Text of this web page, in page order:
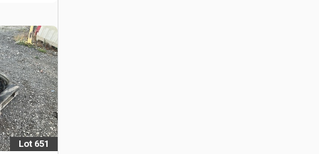
Lot 651